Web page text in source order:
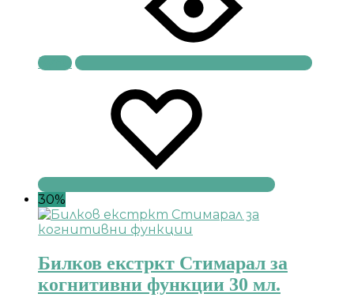
Купи
30%
Билков екстркт Стимарал за
когнитивни функции 30 мл.